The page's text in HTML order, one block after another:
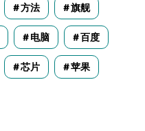
方法 旗舰
电脑 百度
芯片 苹果